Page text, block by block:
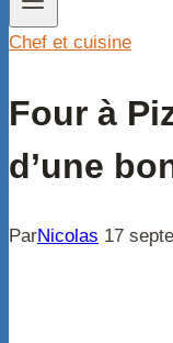
Chef et cuisine
Four à
d’une
ParNicolas 17